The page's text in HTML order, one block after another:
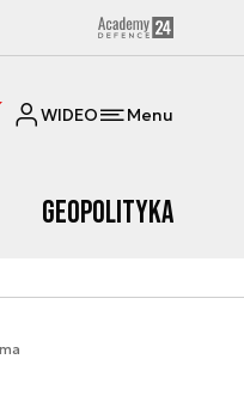
WIDEO Menu
Geopolityka